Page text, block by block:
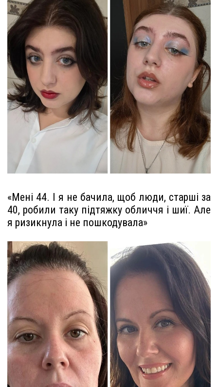
«Мені 44. І я не бачила, щоб люди, старші за
40, робили таку підтяжку обличчя і шиї. Але
я ризикнула і не пошкодувала»